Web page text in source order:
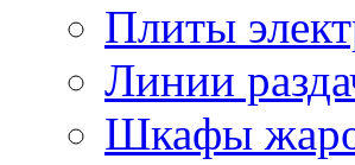
Плиты
Линии
Шкафы